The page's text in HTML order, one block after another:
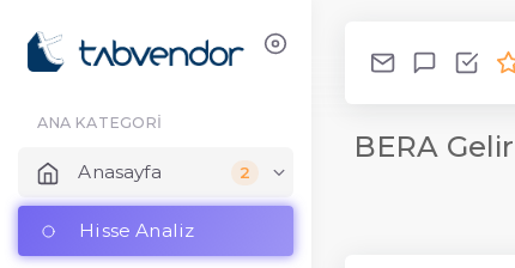
ANA KATEGORİ
Anasayfa 2
Hisse Analiz
BERA